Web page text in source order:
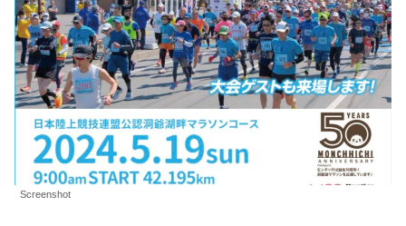
Screenshot